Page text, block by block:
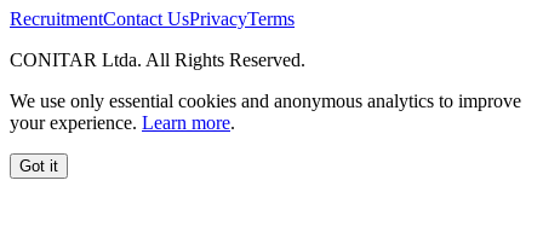
RecruitmentContact UsPrivacyTerms
CONITAR Ltda. All Rights Reserved.
We use only essential cookies and anonymous analytics to improve
your experience. Learn more.
Got it